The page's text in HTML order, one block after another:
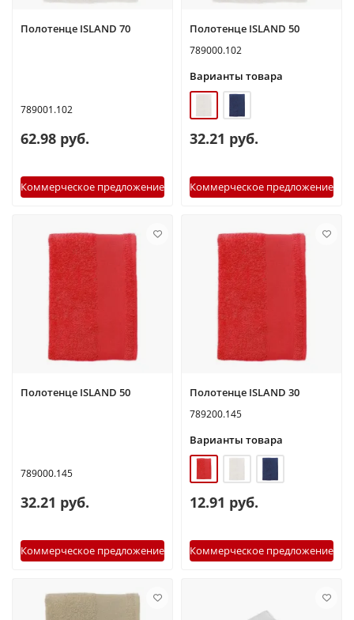
Полотенце ISLAND 70
789001.102
62.98 руб.
Коммерческое предложение
Полотенце ISLAND 50
789000.102
Варианты товара
32.21 руб.
Коммерческое предложение
Полотенце ISLAND 50
789000.145
32.21 руб.
Коммерческое предложение
Полотенце ISLAND 30
789200.145
Варианты товара
12.91 руб.
Коммерческое предложение